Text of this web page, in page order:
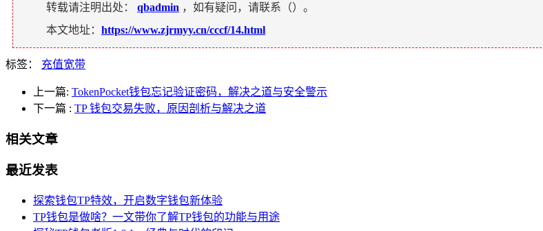
转载请注明出处： qbadmin ，如有疑问，请联系（）。
本文地址： https://www.zjrmyy.cn/cccf/14.html
标签： 充值宽带
上一篇: TokenPocket钱包忘记验证密码，解决之道与安全警示
下一篇 : TP 钱包交易失败，原因剖析与解决之道
相关文章
最近发表
探索钱包TP特效，开启数字钱包新体验
TP钱包是做啥？一文带你了解TP钱包的功能与用途